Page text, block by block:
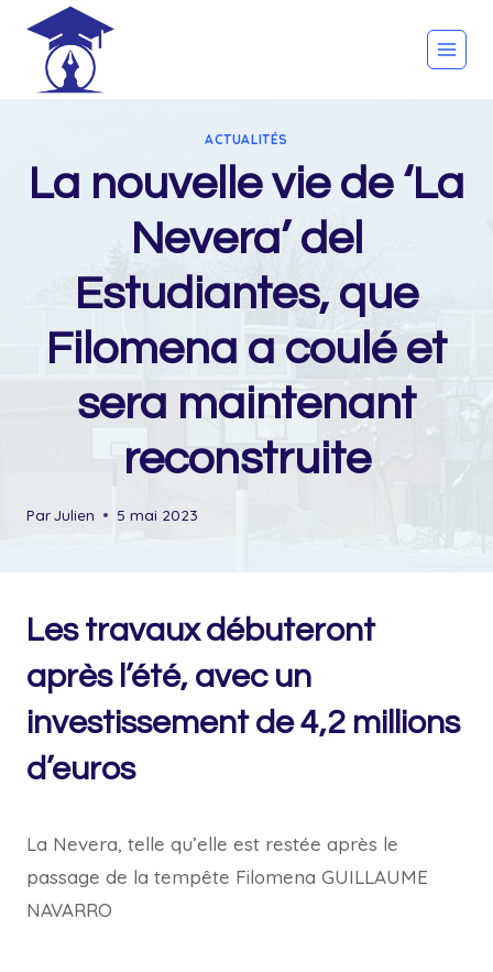
content
ACTUALITÉS
La nouvelle vie de ‘La
Nevera’ del
Estudiantes, que
Filomena a coulé et
sera maintenant
reconstruite
ParJulien 5 mai 2023
Les travaux débuteront
après l’été, avec un
investissement de 4,2 millions
d’euros
La Nevera, telle qu’elle est restée après le
passage de la tempête Filomena GUILLAUME
NAVARRO